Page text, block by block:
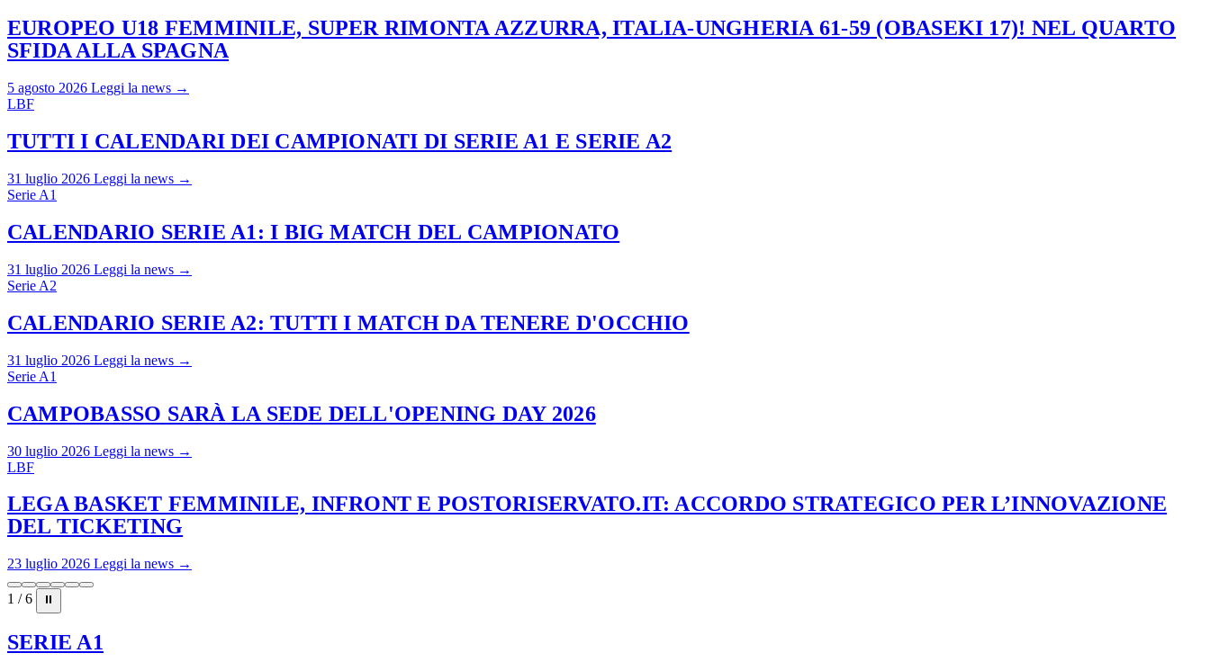
EUROPEO U18 FEMMINILE, SUPER RIMONTA AZZURRA, ITALIA-UNGHERIA 61-59 (OBASEKI 17)! NEL QUARTO
SFIDA ALLA SPAGNA
5 agosto 2026 Leggi la news →
LBF
TUTTI I CALENDARI DEI CAMPIONATI DI SERIE A1 E SERIE A2
31 luglio 2026 Leggi la news →
Serie A1
CALENDARIO SERIE A1: I BIG MATCH DEL CAMPIONATO
31 luglio 2026 Leggi la news →
Serie A2
CALENDARIO SERIE A2: TUTTI I MATCH DA TENERE D'OCCHIO
31 luglio 2026 Leggi la news →
Serie A1
CAMPOBASSO SARÀ LA SEDE DELL'OPENING DAY 2026
30 luglio 2026 Leggi la news →
LBF
LEGA BASKET FEMMINILE, INFRONT E POSTORISERVATO.IT: ACCORDO STRATEGICO PER L’INNOVAZIONE
DEL TICKETING
23 luglio 2026 Leggi la news →
1 / 6 ⏸
SERIE A1